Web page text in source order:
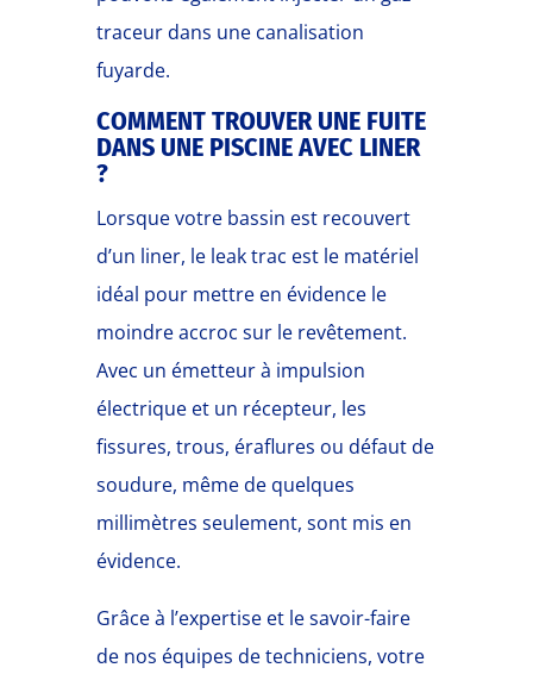
traceur dans une canalisation
fuyarde.
COMMENT TROUVER UNE FUITE
DANS UNE PISCINE AVEC LINER
?
Lorsque votre bassin est recouvert
d’un liner, le leak trac est le matériel
idéal pour mettre en évidence le
moindre accroc sur le revêtement.
Avec un émetteur à impulsion
électrique et un récepteur, les
fissures, trous, éraflures ou défaut de
soudure, même de quelques
millimètres seulement, sont mis en
évidence.
Grâce à l’expertise et le savoir-faire
de nos équipes de techniciens, votre